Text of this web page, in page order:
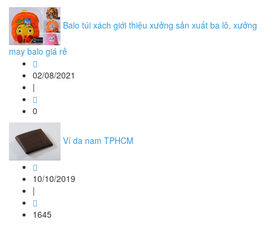
Balo túi xách giới thiệu xưởng sản xuất ba lô, xưởng
may balo giá rẻ
02/08/2021
|
0
Ví da nam TPHCM
10/10/2019
|
1645